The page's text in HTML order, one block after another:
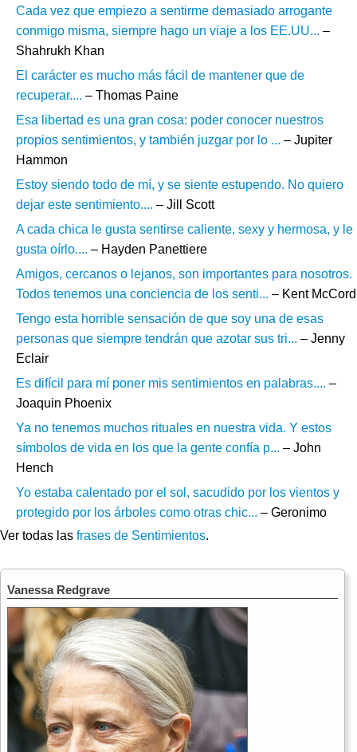
Cada vez que empiezo a sentirme demasiado arrogante
conmigo misma, siempre hago un viaje a los EE.UU... –
Shahrukh Khan
El carácter es mucho más fácil de mantener que de
recuperar.... – Thomas Paine
Esa libertad es una gran cosa: poder conocer nuestros
propios sentimientos, y también juzgar por lo ... – Jupiter
Hammon
Estoy siendo todo de mí, y se siente estupendo. No quiero
dejar este sentimiento.... – Jill Scott
A cada chica le gusta sentirse caliente, sexy y hermosa, y le
gusta oírlo.... – Hayden Panettiere
Amigos, cercanos o lejanos, son importantes para nosotros.
Todos tenemos una conciencia de los senti... – Kent McCord
Tengo esta horrible sensación de que soy una de esas
personas que siempre tendrán que azotar sus tri... – Jenny
Eclair
Es difícil para mí poner mis sentimientos en palabras.... –
Joaquin Phoenix
Ya no tenemos muchos rituales en nuestra vida. Y estos
símbolos de vida en los que la gente confía p... – John
Hench
Yo estaba calentado por el sol, sacudido por los vientos y
protegido por los árboles como otras chic... – Geronimo
Ver todas las frases de Sentimientos.
Vanessa Redgrave